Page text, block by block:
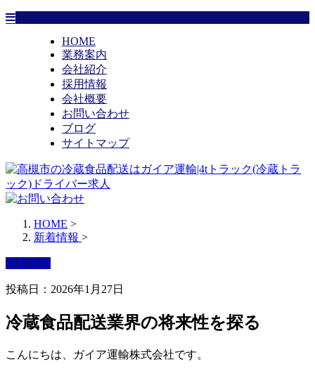
HOME
業務案内
会社紹介
採用情報
会社概要
お問い合わせ
ブログ
サイトマップ
HOME >
新着情報 >
新着情報
投稿日：2026年1月27日
冷蔵食品配送業界の将来性を探る
こんにちは、ガイア運輸株式会社です。